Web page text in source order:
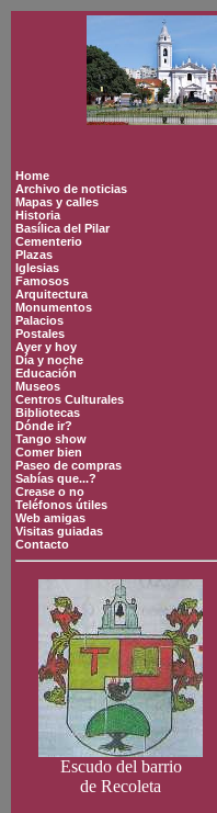
Home
Archivo de noticias
Mapas y calles
Historia
Basílica del Pilar
Cementerio
Plazas
Iglesias
Famosos
Arquitectura
Monumentos
Palacios
Postales
Ayer y hoy
Día y noche
Educación
Museos
Centros Culturales
Bibliotecas
Dónde ir?
Tango show
Comer bien
Paseo de compras
Sabías que...?
Crease o no
Teléfonos útiles
Web amigas
Visitas guiadas
Contacto
Escudo del barrio
de Recoleta